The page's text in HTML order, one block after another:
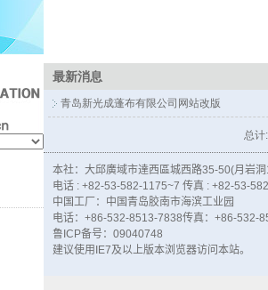
最新消息
青岛新光成蓬布有限公司网站改版
总计:
本社：大邱廣域市達西區城西路35-50(月岩
电话 : +82-53-582-1175~7 传真 : +82-53-
中国工厂： 中国青岛胶南市海滨工业园
电话： +86-532-8513-7838传真： +86-532-
鲁ICP备号 ： 09040748
建议使用 IE7及以上版本浏览器访问本站。